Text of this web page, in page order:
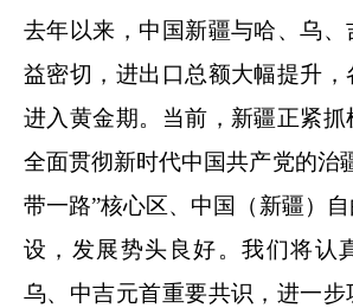
去年以来，中国新疆与哈、乌、
益密切，进出口总额大幅提升
进入黄金期。当前，新疆正紧抓
全面贯彻新时代中国共产党的治
带一路”核心区、中国（新疆）
设，发展势头良好。我们将认
乌、中吉元首重要共识，进一